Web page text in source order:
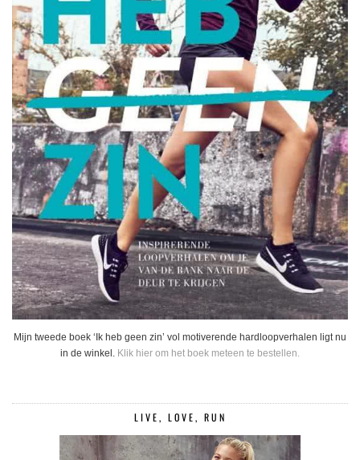
Mijn tweede boek ‘Ik heb geen zin’ vol motiverende hardloopverhalen ligt nu
in de winkel. Klik hier om het boek meteen te bestellen.
LIVE, LOVE, RUN